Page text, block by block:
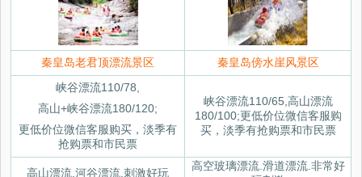
秦皇岛老君顶漂流景区
秦皇岛傍水崖风景区
峡谷漂流110/78,
高山+峡谷漂流180/120;
更低价位微信客服购买，淡季有
抢购票和市民票
峡谷漂流110/65,高山漂流
180/100;更低价位微信客服购
买，淡季有抢购票和市民票
高山漂流.河谷漂流.刺激好玩
高空玻璃漂流.滑道漂流.非常好